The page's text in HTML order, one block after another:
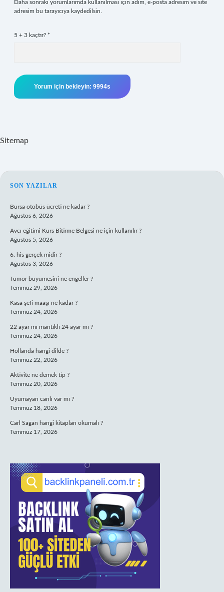
Daha sonraki yorumlarımda kullanılması için adım, e-posta adresim ve site
adresim bu tarayıcıya kaydedilsin.
5 + 3 kaçtır? *
Sitemap
SIDEBAR
SON YAZILAR
Bursa otobüs ücreti ne kadar ?
Ağustos 6, 2026
Avcı eğitimi Kurs Bitirme Belgesi ne için kullanılır ?
Ağustos 5, 2026
6. his gerçek midir ?
Ağustos 3, 2026
Tümör büyümesini ne engeller ?
Temmuz 29, 2026
Kasa şefi maaşı ne kadar ?
Temmuz 24, 2026
22 ayar mı mantıklı 24 ayar mı ?
Temmuz 24, 2026
Hollanda hangi dilde ?
Temmuz 22, 2026
Aktivite ne demek tip ?
Temmuz 20, 2026
Uyumayan canlı var mı ?
Temmuz 18, 2026
Carl Sagan hangi kitapları okumalı ?
Temmuz 17, 2026